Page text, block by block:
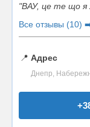
"ВАУ, це те що я
Все отзывы (10)
📍 Адрес
Днепр,